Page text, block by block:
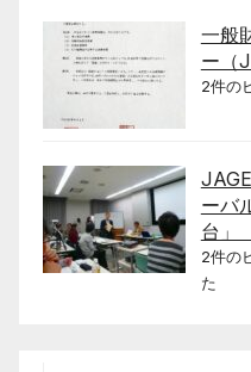
一般
ー（
2件の
ーバ
台
2件の
た